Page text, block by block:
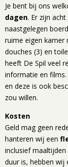
Je bent bij ons
dagen. Er zijn
naastgelegen
ruime eigen
douches (3) en
heeft De Spil veel
informatie en films.
en deze is ook
zou willen.
Kosten
Geld mag geen
hanteren wij een
inclusief
duur is, hebben wij